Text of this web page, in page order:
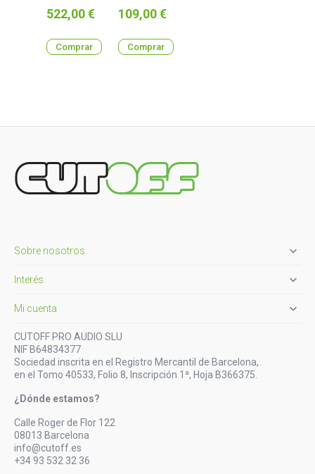
Precio
522,00 €
Comprar
Precio
109,00 €
Comprar
Sobre nosotros 
Interés 
Mi cuenta 
CUTOFF PRO AUDIO SLU
NIF B64834377
Sociedad inscrita en el Registro Mercantil de Barcelona,
en el Tomo 40533, Folio 8, Inscripción 1ª, Hoja B366375.
¿Dónde estamos?
Calle Roger de Flor 122
08013 Barcelona
info@cutoff.es
+34 93 532 32 36